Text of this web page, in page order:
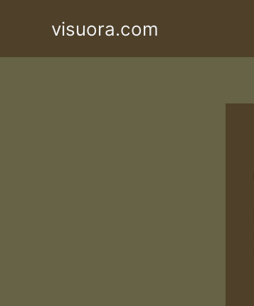
visuora.com